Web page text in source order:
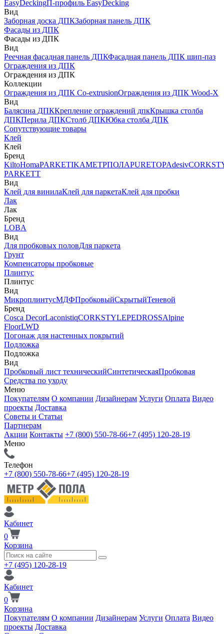
EasyDeckingП-профиль EasyDecking
Вид
Заборная доска ДПКЗаборная панель ДПК
Фасады из ДПК
Фасады из ДПК
Вид
Реечная фасадная панель ДПКФасадная панель ДПК шип-паз
Ограждения из ДПК
Ограждения из ДПК
Коллекции
Ограждения из ДПК Co-extrusionОграждения из ДПК Wood-X
Вид
Балясина ДПККрепление ограждений дпкКрышка столба
ДПКПерила ДПКСтолб ДПКЮбка столба ДПК
Сопутствующие товары
Клей
Клей
Бренд
KiltoHomaPARKETIKAМЕТРПОЛАPURETOPAdesiv
PARKETT
Вид
Клей для винилаКлей для паркетаКлей для пробки
Лак
Лак
Бренд
LOBA
Вид
Для пробковых половДля паркета
Грунт
Компенсаторы пробковые
Плинтус
Плинтус
Вид
МикроплинтусМДФПробковыйСкрытыйТеневой
Бренд
Cosca DecorLaconistiqCORKSTYLEPEDROSSAlpine
FloorLWD
Погонаж для настенных покрытий
Подложка
Подложка
Вид
Пробковый лист техническийСинтетическаяПробковая
Средства по уходу
Меню
Покупателям О компании Дизайнерам Услуги Оплата Видео
проекты Доставка
Советы и Статьи
Партнерам
Акции Контакты +7 (800) 550-78-66+7 (495) 120-28-19
Меню
Телефон
+7 (800) 550-78-66+7 (495) 120-28-19
Кабинет
0
Корзина
+7 (495) 120-28-19
Кабинет
0
Корзина
Покупателям О компании Дизайнерам Услуги Оплата Видео
проекты Доставка